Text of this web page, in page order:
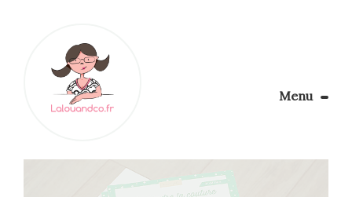
Menu
Aménager son coin couture